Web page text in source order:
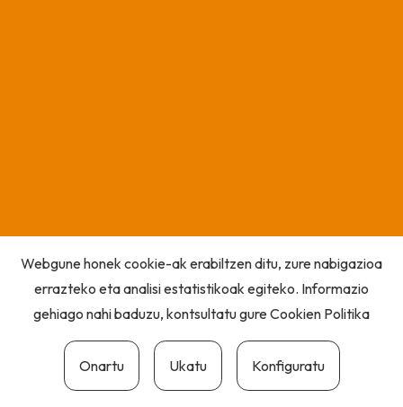
Webgune honek cookie-ak erabiltzen ditu, zure nabigazioa
errazteko eta analisi estatistikoak egiteko. Informazio
gehiago nahi baduzu, kontsultatu gureCookien Politika
Onartu Ukatu Konfiguratu